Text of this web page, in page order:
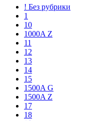
! Без рубрики
1
10
1000A Z
11
12
13
14
15
1500A G
1500A Z
17
18